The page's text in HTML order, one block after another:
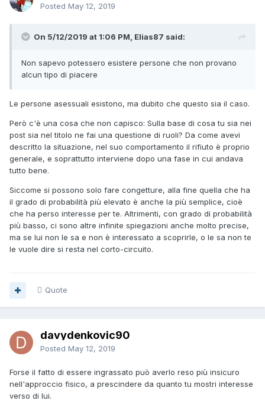
Posted May 12, 2019
On 5/12/2019 at 1:06 PM, Elias87 said:
Non sapevo potessero esistere persone che non provano
alcun tipo di piacere
Le persone asessuali esistono, ma dubito che questo sia il caso.
Però c'è una cosa che non capisco: Sulla base di cosa tu sia nei
post sia nel titolo ne fai una questione di ruoli? Da come avevi
descritto la situazione, nel suo comportamento il rifiuto è proprio
generale, e soprattutto interviene dopo una fase in cui andava
tutto bene.
Siccome si possono solo fare congetture, alla fine quella che ha
il grado di probabilità più elevato è anche la più semplice, cioè
che ha perso interesse per te. Altrimenti, con grado di probabilità
più basso, ci sono altre infinite spiegazioni anche molto precise,
ma se lui non le sa e non è interessato a scoprirle, o le sa non te
le vuole dire si resta nel corto-circuito.
Quote
davydenkovic90
Posted May 12, 2019
Forse il fatto di essere ingrassato può averlo reso più insicuro
nell'approccio fisico, a prescindere da quanto tu mostri interesse
verso di lui.